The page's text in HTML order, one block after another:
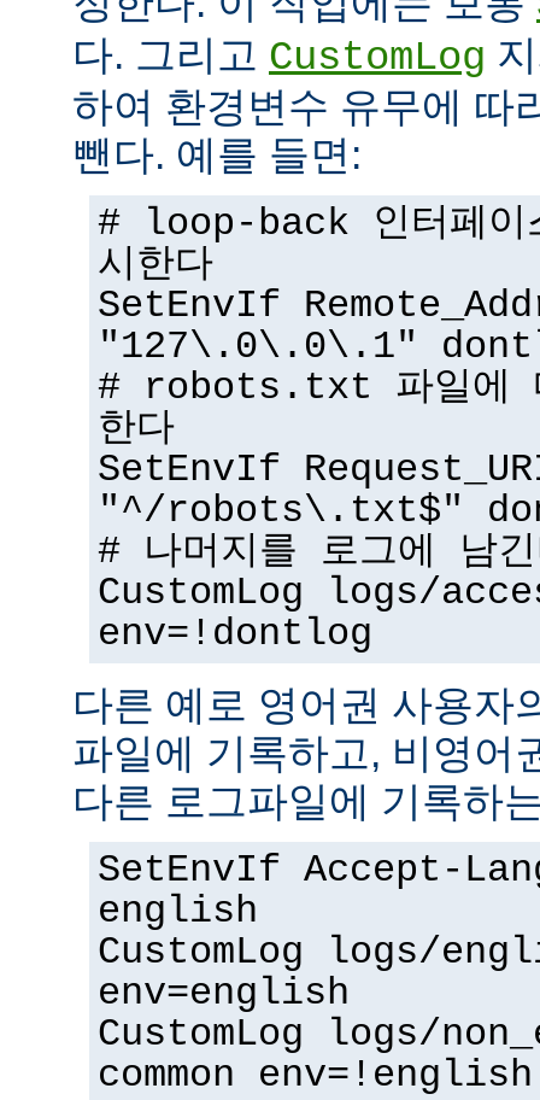
다. 그리고 CustomLog
하여 환경변수 유무에 따
뺀다. 예를 들면:
# loop-back 인터페이
시한다
SetEnvIf
"127\.0\.0\.1"
# robots.txt 파일에
한다
SetEnvIf
"^/robots\.txt$"
# 나머지를 로그에 남
CustomLog logs/
env=!dontlog
다른 예로 영어권 사용자
파일에 기록하고, 비영어
다른 로그파일에 기록하
SetEnvIf Accept-
english
CustomLog logs/
env=english
CustomLog logs/
common env=!english